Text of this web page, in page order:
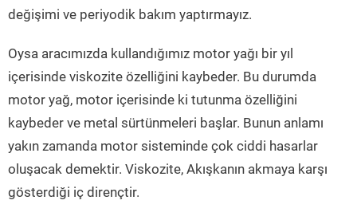
değişimi ve periyodik bakım yaptırmayız.
Oysa aracımızda kullandığımız motor yağı bir yıl
içerisinde viskozite özelliğini kaybeder. Bu durumda
motor yağ, motor içerisinde ki tutunma özelliğini
kaybeder ve metal sürtünmeleri başlar. Bunun anlamı
yakın zamanda motor sisteminde çok ciddi hasarlar
oluşacak demektir. Viskozite, Akışkanın akmaya karşı
gösterdiği iç dirençtir.